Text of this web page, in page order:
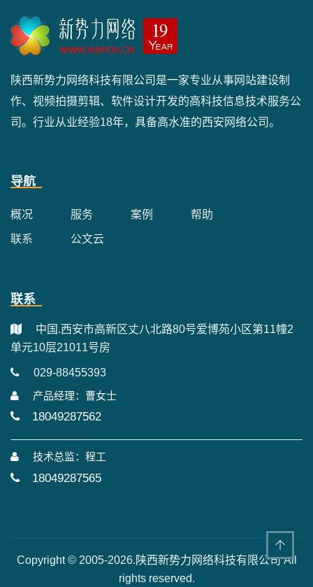
陕西新势力网络科技有限公司是一家专业从事网站建设制
作、视频拍摄剪辑、软件设计开发的高科技信息技术服务公
司。行业从业经验18年，具备高水准的西安网络公司。
导航
概况 服务 案例 帮助
联系 公文云
联系
中国.西安市高新区丈八北路80号爱博苑小区第11幢2
单元10层21011号房
029-88455393
产品经理：曹女士
18049287562
技术总监：程工
18049287565
Copyright © 2005-2026.陕西新势力网络科技有限公司 All
rights reserved.